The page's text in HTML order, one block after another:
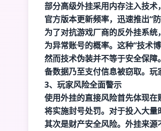
部分高级外挂采用内存注入技
官方版本更新频率，迅速推出“
为了对抗游戏厂商的反外挂系
为异常账号的概率。这种“技术
然而技术伪装并不等于安全保
备数据乃至支付信息被窃取。玩
3、玩家风险全面警示
使用外挂的直接风险首先体现在
将实施封号处罚。对于投入大量
其次是财产安全风险。外挂来